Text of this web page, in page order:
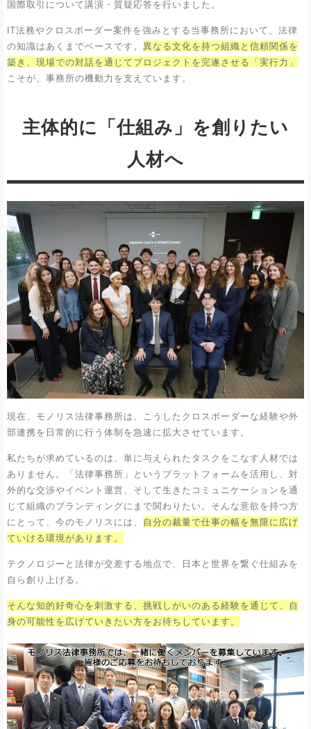
国際取引について講演・質疑応答を行いました。
IT法務やクロスボーダー案件を強みとする当事務所において、法律
の知識はあくまでベースです。 異なる文化を持つ組織と信頼関係を
築き、現場での対話を通じてプロジェクトを完遂させる「実行力」
こそが、事務所の機動力を支えています。
主体的に「仕組み」を創りたい
人材へ
現在、モノリス法律事務所は、こうしたクロスボーダーな経験や外
部連携を日常的に行う体制を急速に拡大させています。
私たちが求めているのは、単に与えられたタスクをこなす人材では
ありません。「法律事務所」というプラットフォームを活用し、対
外的な交渉やイベント運営、そして生きたコミュニケーションを通
じて組織のブランディングにまで関わりたい。そんな意欲を持つ方
にとって、今のモノリスには、 自分の裁量で仕事の幅を無限に広げ
ていける環境があります。
テクノロジーと法律が交差する地点で、日本と世界を繋ぐ仕組みを
自ら創り上げる。
そんな知的好奇心を刺激する、挑戦しがいのある経験を通じて、自
身の可能性を広げていきたい方をお待ちしています。